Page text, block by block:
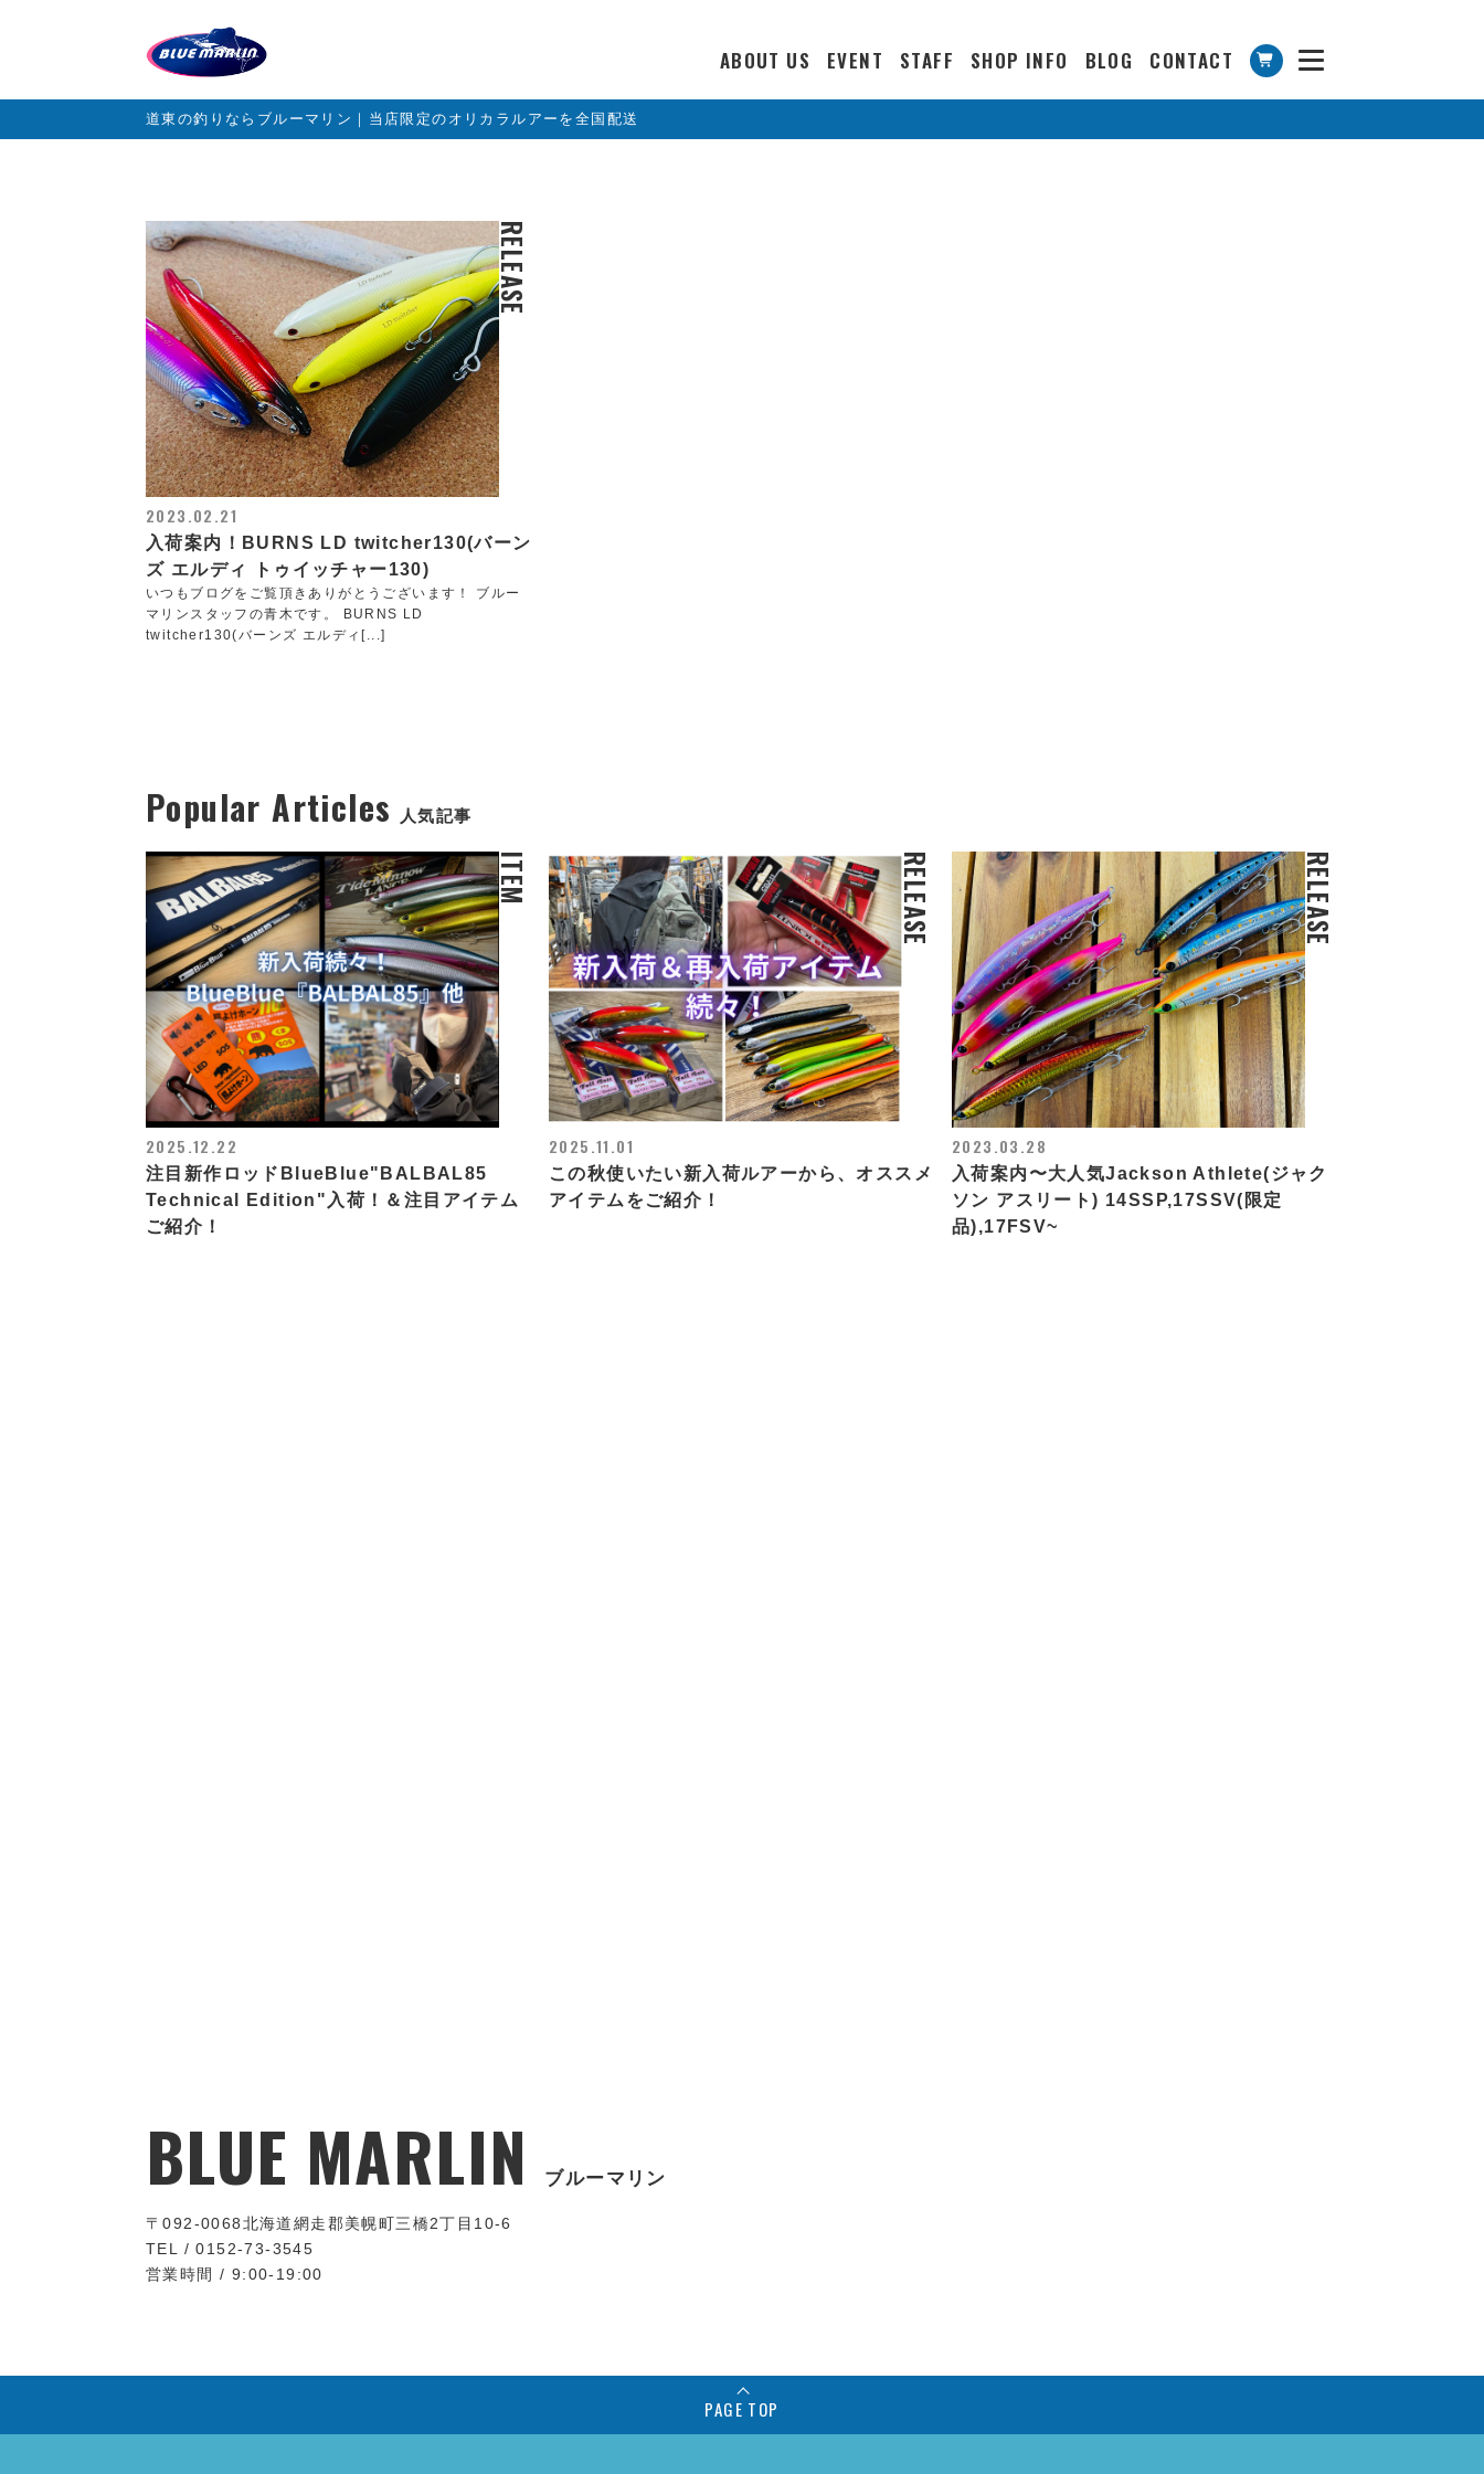
ABOUT US EVENT STAFF SHOP INFO BLOG CONTACT
道東の釣りならブルーマリン｜当店限定のオリカラルアーを全国配送
RELEASE
2023.02.21
入荷案内！BURNS LD twitcher130(バーン
ズ エルディ トゥイッチャー130)
いつもブログをご覧頂きありがとうございます！ ブルー
マリンスタッフの青木です。 BURNS LD
twitcher130(バーンズ エルディ[...]
Popular Articles 人気記事
ITEM
2025.12.22
注目新作ロッドBlueBlue"BALBAL85
Technical Edition"入荷！＆注目アイテム
ご紹介！
RELEASE
2025.11.01
この秋使いたい新入荷ルアーから、オススメ
アイテムをご紹介！
RELEASE
2023.03.28
入荷案内〜大人気Jackson Athlete(ジャク
ソン アスリート) 14SSP,17SSV(限定
品),17FSV~
BLUE MARLIN ブルーマリン
〒092-0068北海道網走郡美幌町三橋2丁目10-6
TEL / 0152-73-3545
営業時間 / 9:00-19:00
PAGE TOP